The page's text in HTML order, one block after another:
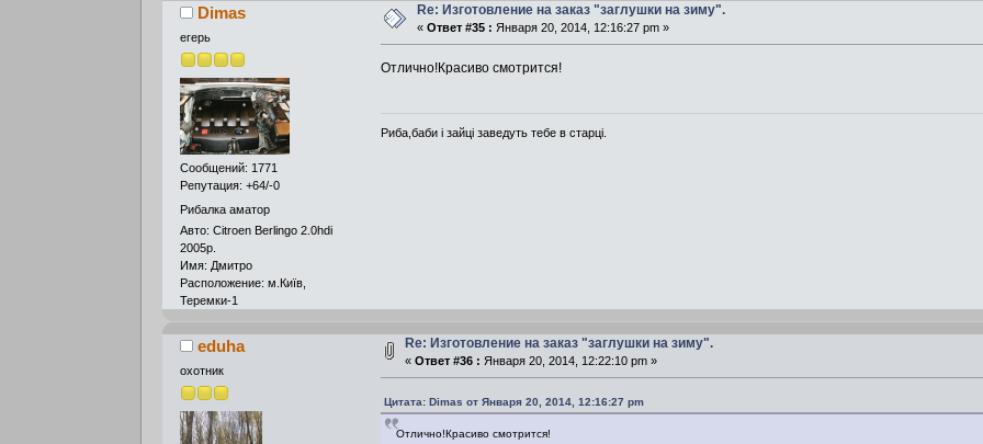
Dimas
егерь
Сообщений: 1771
Репутация: +64/-0
Рибалка аматор
Авто: Citroen Berlingo 2.0hdi
2005р.
Имя: Дмитро
Расположение: м.Київ,
Теремки-1
Re: Изготовление на заказ "заглушки на зиму".
« Ответ #35 : Января 20, 2014, 12:16:27 pm »
Отлично!Красиво смотрится!
Риба,баби і зайці заведуть тебе в старці.
eduha
охотник
Re: Изготовление на заказ "заглушки на зиму".
« Ответ #36 : Января 20, 2014, 12:22:10 pm »
Цитата: Dimas от Января 20, 2014, 12:16:27 pm
Отлично!Красиво смотрится!